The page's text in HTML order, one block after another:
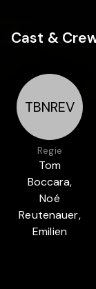
Cast &
TBNREV
Regie
Tom
Boccara,
Noé
Reutenauer,
Emilien